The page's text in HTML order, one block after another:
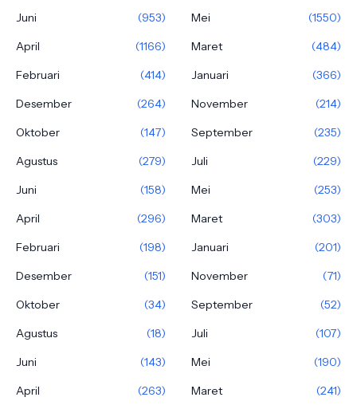
Juni
(953) Mei
(1550)
April
(1166) Maret
(484)
Februari
(414) Januari
(366)
Desember
(264) November
(214)
Oktober
(147) September
(235)
Agustus
(279) Juli
(229)
Juni
(158) Mei
(253)
April
(296) Maret
(303)
Februari
(198) Januari
(201)
Desember
(151) November
(71)
Oktober
(34) September
(52)
Agustus
(18) Juli
(107)
Juni
(143) Mei
(190)
April
(263) Maret
(241)